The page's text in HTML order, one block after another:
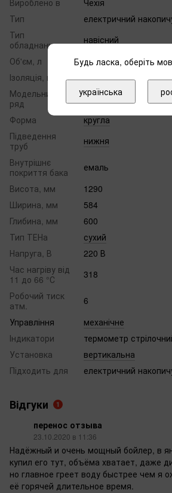
Вироблено в
Чехія
Тип
електричний
Тип
обладнання
навісний
Об'єм, л
200
Ізоляція, мм
42
Модельний
ряд
OKCE
Форма
кругла
Підведення
труб
нижня
Внутрішнє
покриття бака
емаль
Висота, мм
1290
Ширина, мм
584
Глибина, мм
600
Тип ТЕНа
сухий
Напруга, В
220 В
Час нагріву від
11 до 66 °С
318
Робочий тиск
атм.
6
Управління
механічне
Індикатори
термометр
Установка
вертикальна
Підходить для
електричний
Відгуки 1
перенос отзыва
23.10.2020 в 11:36
Надёжный и очень мощный бойлер, в
купил его тут, объёма хватает, даже
но главное греет воду быстрее чем я
её горячей длительное время.
Будь ласка, оберіть
українська